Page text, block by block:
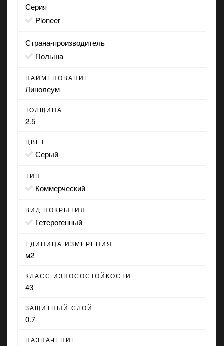
Серия
Pioneer
Страна-производитель
Польша
НАИМЕНОВАНИЕ
Линолеум
ТОЛЩИНА
2.5
ЦВЕТ
серый
ТИП
коммерческий
ВИД ПОКРЫТИЯ
Гетерогенный
ЕДИНИЦА ИЗМЕРЕНИЯ
м2
КЛАСС ИЗНОСОСТОЙКОСТИ
43
ЗАЩИТНЫЙ СЛОЙ
0.7
НАЗНАЧЕНИЕ